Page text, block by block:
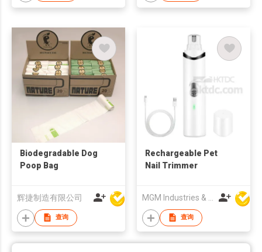
Biodegradable Dog
Poop Bag
辉捷制造有限公司
查询
Rechargeable Pet
Nail Trimmer
查询